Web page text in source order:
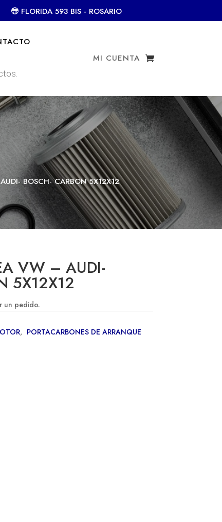
FLORIDA 593 BIS - ROSARIO
MI CUENTA
BOSCH- CARBON 5X12X12
VW – AUDI-
5X12X12
un pedido.
, PORTACARBONES DE ARRANQUE